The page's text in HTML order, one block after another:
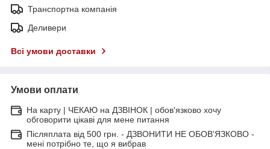
Транспортна компанія
Деливери
Всі умови доставки
Умови оплати
На карту | ЧЕКАЮ на ДЗВІНОК | обов'язково хочу
обговорити цікаві для мене питання
Післяплата від 500 грн. - ДЗВОНИТИ НЕ ОБОВ'ЯЗКОВО -
мені потрібно те, що я вибрав